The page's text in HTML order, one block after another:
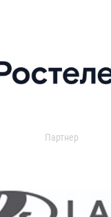
Партнер